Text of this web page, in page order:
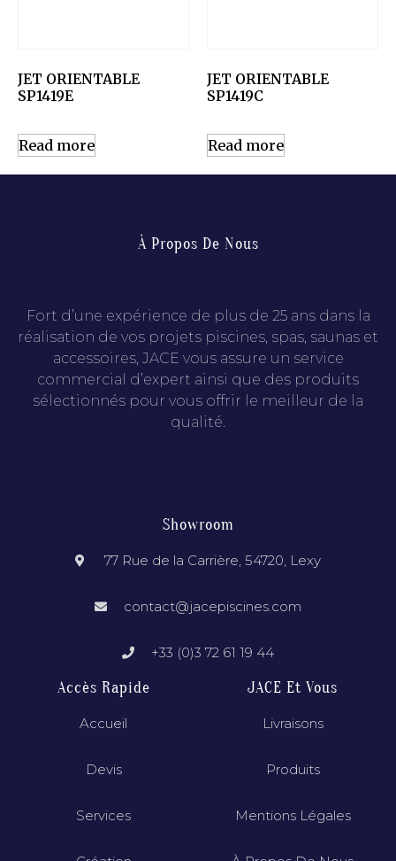
JET ORIENTABLE
SP1419E
Read more
JET ORIENTABLE
SP1419C
Read more
À Propos De Nous
Fort d’une expérience de plus de 25 ans dans la
réalisation de vos projets piscines, spas, saunas et
accessoires, JACE vous assure un service
commercial d’expert ainsi que des produits
sélectionnés pour vous offrir le meilleur de la
qualité.
Showroom
77 Rue de la Carrière, 54720, Lexy
contact@jacepiscines.com
+33 (0)3 72 61 19 44
Accès Rapide
Accueil
Devis
Services
JACE Et Vous
Livraisons
Produits
Mentions Légales